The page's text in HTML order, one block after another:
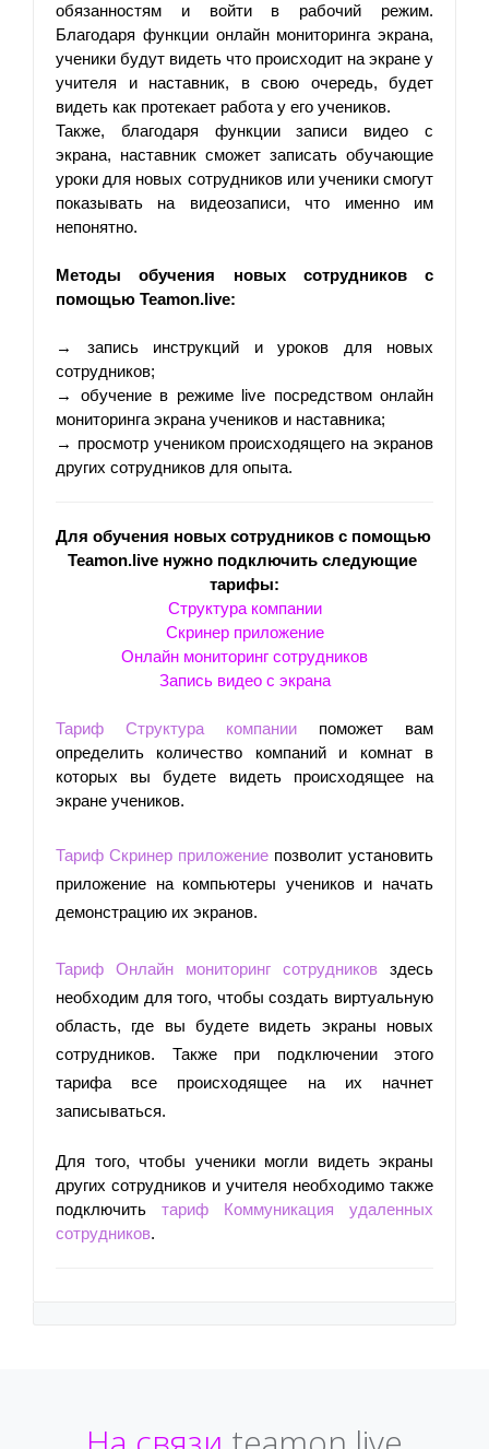
обязанностям и войти в рабочий режим.
Благодаря функции онлайн мониторинга экрана,
ученики будут видеть что происходит на экране у
учителя и наставник, в свою очередь, будет
видеть как протекает работа у его учеников.
Также, благодаря функции записи видео с
экрана, наставник сможет записать обучающие
уроки для новых сотрудников или ученики смогут
показывать на видеозаписи, что именно им
непонятно.
Методы обучения новых сотрудников с
помощью Teamon.live:
→ запись инструкций и уроков для новых
сотрудников;
→ обучение в режиме live посредством онлайн
мониторинга экрана учеников и наставника;
→ просмотр учеником происходящего на экранов
других сотрудников для опыта.
Для обучения новых сотрудников с помощью
Teamon.live нужно подключить следующие
тарифы:
Структура компании
Скринер приложение
Онлайн мониторинг сотрудников
Запись видео с экрана
Тариф Структура компании поможет вам
определить количество компаний и комнат в
которых вы будете видеть происходящее на
экране учеников.
Тариф Скринер приложение позволит установить
приложение на компьютеры учеников и начать
демонстрацию их экранов.
Тариф Онлайн мониторинг сотрудников
здесь
необходим для того, чтобы создать виртуальную
область, где вы будете видеть экраны новых
сотрудников. Также при подключении этого
тарифа все происходящее на их начнет
записываться.
Для того, чтобы ученики могли видеть экраны
других сотрудников и учителя необходимо также
подключить тариф Коммуникация удаленных
сотрудников.